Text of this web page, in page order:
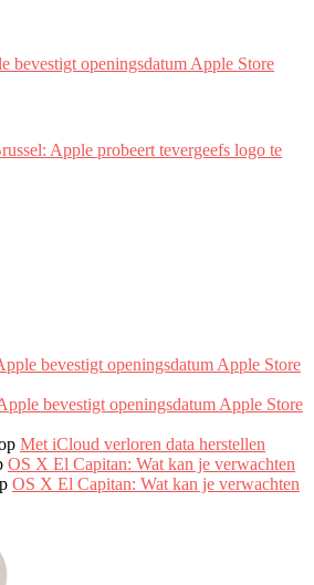
bevestigt openingsdatum Apple Store
Apple probeert tevergeefs logo te
bevestigt openingsdatum Apple Store
bevestigt openingsdatum Apple Store
Met iCloud verloren data herstellen
OS X El Capitan: Wat kan je verwachten
OS X El Capitan: Wat kan je verwachten